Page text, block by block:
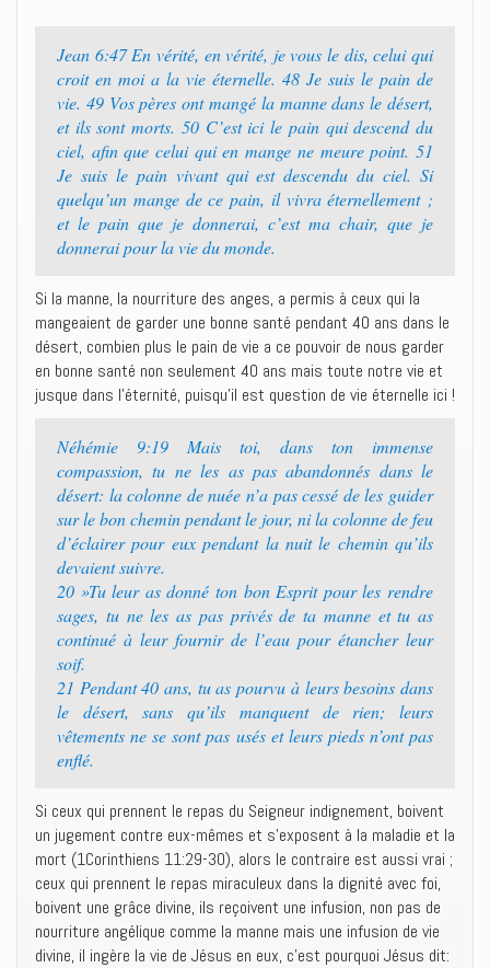
Jean 6:47 En vérité, en vérité, je vous le dis, celui qui
croit en moi a la vie éternelle. 48 Je suis le pain de
vie. 49 Vos pères ont mangé la manne dans le désert,
et ils sont morts. 50 C’est ici le pain qui descend du
ciel, afin que celui qui en mange ne meure point. 51
Je suis le pain vivant qui est descendu du ciel. Si
quelqu’un mange de ce pain, il vivra éternellement ;
et le pain que je donnerai, c’est ma chair, que je
donnerai pour la vie du monde.
Si la manne, la nourriture des anges, a permis à ceux qui la
mangeaient de garder une bonne santé pendant 40 ans dans le
désert, combien plus le pain de vie a ce pouvoir de nous garder
en bonne santé non seulement 40 ans mais toute notre vie et
jusque dans l’éternité, puisqu’il est question de vie éternelle ici !
Néhémie 9:19 Mais toi, dans ton immense
compassion, tu ne les as pas abandonnés dans le
désert: la colonne de nuée n’a pas cessé de les guider
sur le bon chemin pendant le jour, ni la colonne de feu
d’éclairer pour eux pendant la nuit le chemin qu’ils
devaient suivre.
20 »Tu leur as donné ton bon Esprit pour les rendre
sages, tu ne les as pas privés de ta manne et tu as
continué à leur fournir de l’eau pour étancher leur
soif.
21 Pendant 40 ans, tu as pourvu à leurs besoins dans
le désert, sans qu’ils manquent de rien; leurs
vêtements ne se sont pas usés et leurs pieds n’ont pas
enflé.
Si ceux qui prennent le repas du Seigneur indignement, boivent
un jugement contre eux-mêmes et s’exposent à la maladie et la
mort (1Corinthiens 11:29-30), alors le contraire est aussi vrai ;
ceux qui prennent le repas miraculeux dans la dignité avec foi,
boivent une grâce divine, ils reçoivent une infusion, non pas de
nourriture angélique comme la manne mais une infusion de vie
divine, il ingère la vie de Jésus en eux, c’est pourquoi Jésus dit: